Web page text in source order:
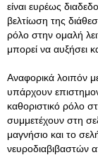
είναι ευρέως
βελτίωση της
ρόλο στην ομαλή
μπορεί να αυξήσει
Αναφορικά λοιπόν
υπάρχουν
καθοριστικό ρόλο
συμμετέχουν στη
μαγνήσιο και το
νευροδιαβιβαστών